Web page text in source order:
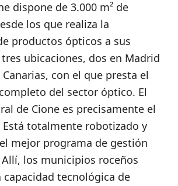
dispone de 3.000 m² de
los que realiza la
productos ópticos a sus
ubicaciones, dos en Madrid
con el que presta el
del sector óptico. El
de Cione es precisamente el
Está totalmente robotizado y
mejor programa de gestión
los municipios roceños
capacidad tecnológica de